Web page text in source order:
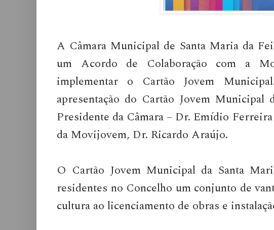
A Câmara Municipal de Santa Maria da
um Acordo de Colaboração com a
implementar o Cartão Jovem
apresentação do Cartão Jovem
Presidente da Câmara – Dr. Emídio
da Movijovem, Dr. Ricardo Araújo.
O Cartão Jovem Municipal da Santa
residentes no Concelho um conjunto de
cultura ao licenciamento de obras e